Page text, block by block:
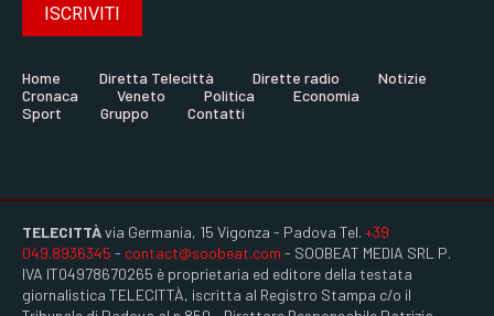
ISCRIVITI
Home Diretta Telecittà Dirette radio
Notizie
Cronaca
Veneto Politica
Economia
Sport
Gruppo Contatti
TELECITTÀvia Germania, 15 Vigonza - Padova Tel. +39
049.8936345 - contact@soobeat.com - SOOBEAT MEDIA SRL P.
IVA IT04978670265 è proprietaria ed editore della testata
giornalistica TELECITTÀ, iscritta al Registro Stampa c/o il